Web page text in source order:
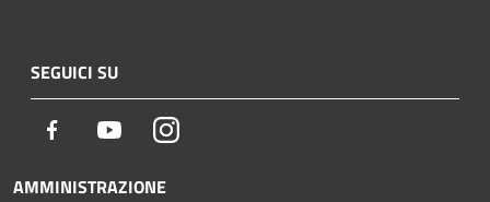
SEGUICI SU
Facebook YoutubeInstagram
AMMINISTRAZIONE